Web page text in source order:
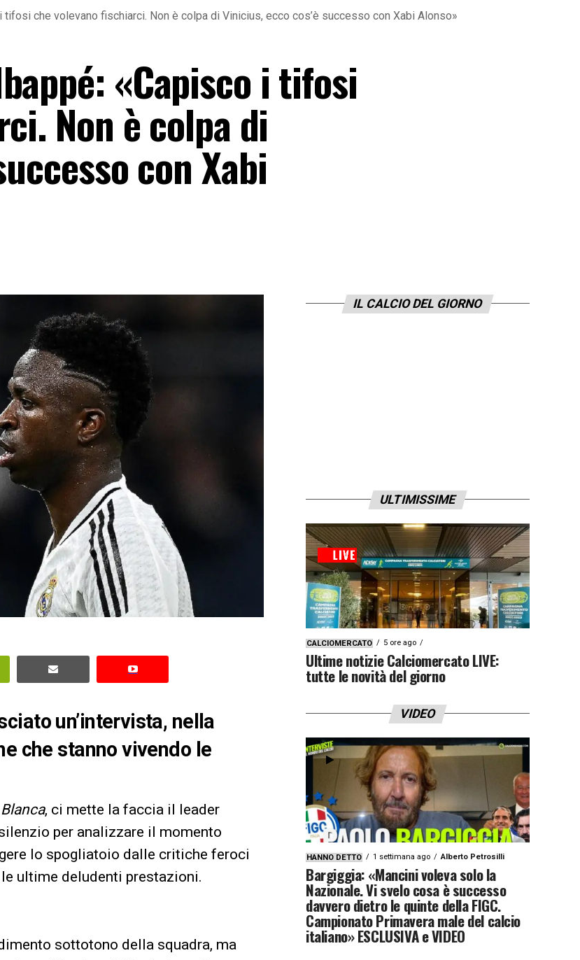
tifosi che volevano fischiarci. Non è colpa di Vinicius, ecco cos’è successo con Xabi Alonso»
«Capisco i tifosi
Non è colpa di
con Xabi
un’intervista, nella
che stanno vivendo le
, ci mette la faccia il leader
per analizzare il momento
lo spogliatoio dalle critiche feroci
ultime deludenti prestazioni.
sottotono della squadra, ma
IL CALCIO DEL GIORNO
ULTIMISSIME
CALCIOMERCATO 5 ore ago
Ultime notizie Calciomercato LIVE:
tutte le novità del giorno
VIDEO
HANNO DETTO 1 settimana ago Alberto Petrosilli
Bargiggia: «Mancini voleva solo la
Nazionale. Vi svelo cosa è successo
davvero dietro le quinte della FIGC.
Campionato Primavera male del calcio
italiano» ESCLUSIVA e VIDEO